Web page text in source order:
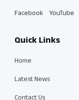
Facebook YouTube
Quick Links
Home
Latest News